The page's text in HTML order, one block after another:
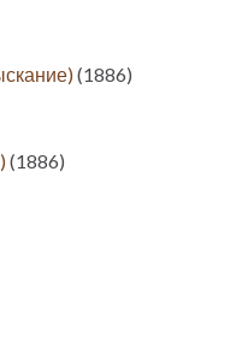
(1886)
(1886)